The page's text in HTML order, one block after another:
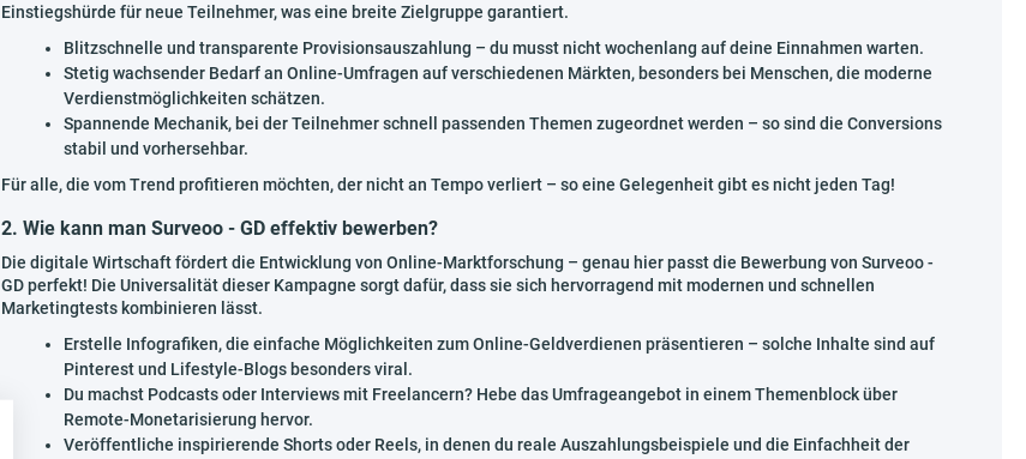
Einstiegshürde für neue Teilnehmer, was eine breite Zielgruppe garantiert.
Blitzschnelle und transparente Provisionsauszahlung – du musst nicht wochenlang auf deine Einnahmen warten.
Stetig wachsender Bedarf an Online-Umfragen auf verschiedenen Märkten, besonders bei Menschen, die moderne
Verdienstmöglichkeiten schätzen.
Spannende Mechanik, bei der Teilnehmer schnell passenden Themen zugeordnet werden – so sind die Conversions
stabil und vorhersehbar.
Für alle, die vom Trend profitieren möchten, der nicht an Tempo verliert – so eine Gelegenheit gibt es nicht jeden Tag!
2. Wie kann man Surveoo - GD effektiv bewerben?
Die digitale Wirtschaft fördert die Entwicklung von Online-Marktforschung – genau hier passt die Bewerbung von Surveoo -
GD perfekt! Die Universalität dieser Kampagne sorgt dafür, dass sie sich hervorragend mit modernen und schnellen
Marketingtests kombinieren lässt.
Erstelle Infografiken, die einfache Möglichkeiten zum Online-Geldverdienen präsentieren – solche Inhalte sind auf
Pinterest und Lifestyle-Blogs besonders viral.
Du machst Podcasts oder Interviews mit Freelancern? Hebe das Umfrageangebot in einem Themenblock über
Remote-Monetarisierung hervor.
Veröffentliche inspirierende Shorts oder Reels, in denen du reale Auszahlungsbeispiele und die Einfachheit der